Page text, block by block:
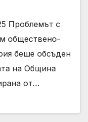
Проблемът с
обществено-
беше обсъден
на Община
от…